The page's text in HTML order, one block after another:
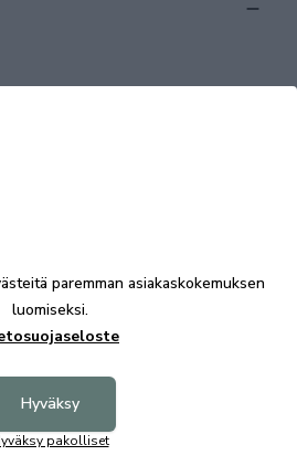
paremman asiakaskokemuksen
luomiseksi.
Hyväksy
pakolliset